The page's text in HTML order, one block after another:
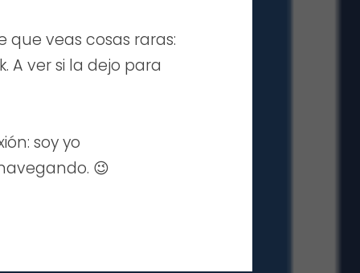
que veas cosas raras:
A ver si la dejo para
soy yo
😉